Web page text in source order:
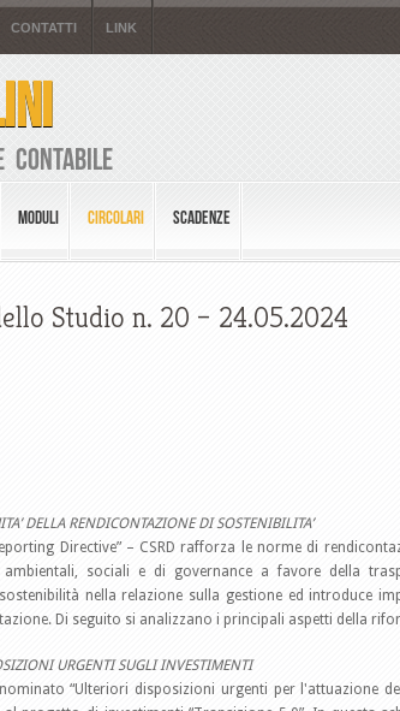
CONTATTI LINK
Contabile
MODULI CIRCOLARI SCADENZE
Studio n. 20 – 24.05.2024
DELLA RENDICONTAZIONE DI SOSTENIBILITA’
Directive” – CSRD rafforza le norme di
sociali e di governance a favore della
nella relazione sulla gestione ed introduce
Di seguito si analizzano i principali aspetti della
URGENTI SUGLI INVESTIMENTI
“Ulteriori disposizioni urgenti per l'attuazione del